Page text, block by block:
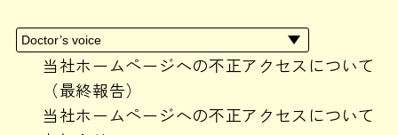
2024年2月(3)
2024年1月 (2)
2023年10月(1)
2023年9月 (1)
当社ホームページへの不正アクセスについて
（最終報告）
当社ホームページへの不正アクセスについて